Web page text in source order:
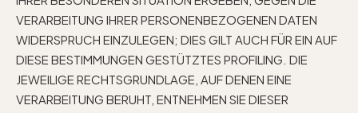
VERARBEITUNG IHRER PERSONENBEZOGENEN DATEN
WIDERSPRUCH EINZULEGEN; DIES GILT AUCH FÜR EIN AUF
DIESE BESTIMMUNGEN GESTÜTZTES PROFILING. DIE
JEWEILIGE RECHTSGRUNDLAGE, AUF DENEN EINE
VERARBEITUNG BERUHT, ENTNEHMEN SIE DIESER